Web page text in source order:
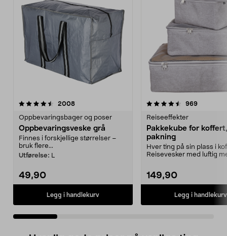
2008anmeldelser
Oppbevaringsbager og poser
Oppbevaringsveske grå
Finnes i forskjellige størrelser –
bruk flere...
Utførelse: L
49,90
Legg i handlekurv
4.5 av 5 stjerner 969
Reiseeffekter
Pakkekube for
pakning
Hver ting på sin plass i
Reisevesker med luftig
149,90
Legg i handlekurv
4.5 av 5 stjerner